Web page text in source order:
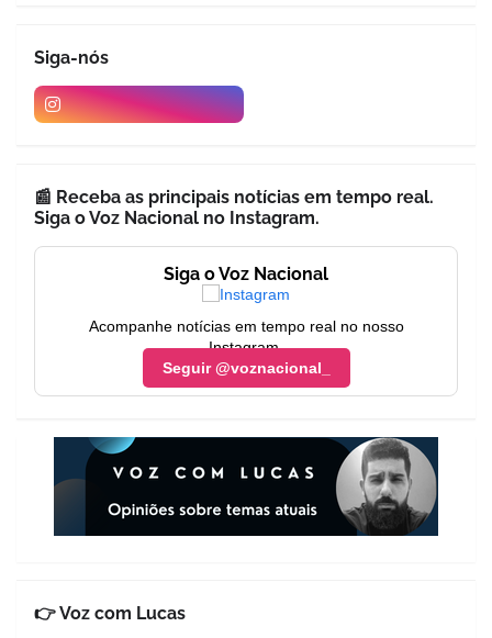
Siga-nós
📰 Receba as principais notícias em tempo real.
Siga o Voz Nacional no Instagram.
Siga o Voz Nacional
Acompanhe notícias em tempo real no nosso
Instagram.
Seguir @voznacional_
👉 Voz com Lucas